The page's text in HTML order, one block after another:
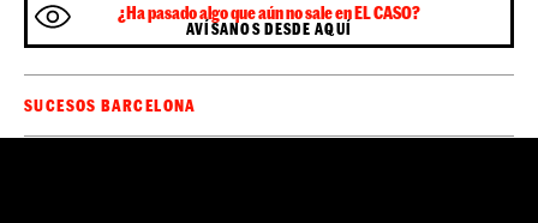
¿Ha pasado algo que aún no sale en EL CASO?
AVÍSANOS DESDE AQUÍ
SUCESOS BARCELONA